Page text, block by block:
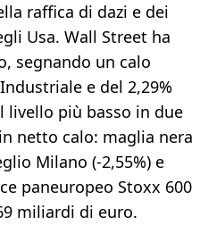
raffica di dazi e dei
Usa. Wall Street ha
segnando un calo
e del 2,29%
livello più basso in due
netto calo: maglia nera
Milano (-2,55%) e
paneuropeo Stoxx 600
miliardi di euro.